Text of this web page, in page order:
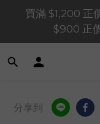
買滿 $1,200 正
$900 正
買滿 $1,200 正
$900 正
買滿 $600 正價
📢 系統維護通知
2026 年 8 月 9 日
分享到